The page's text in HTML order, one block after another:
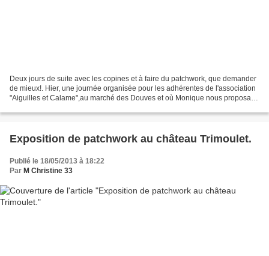
Deux jours de suite avec les copines et à faire du patchwork, que demander
de mieux!. Hier, une journée organisée pour les adhérentes de l'association
"Aiguilles et Calame",au marché des Douves et où Monique nous proposait
Exposition de patchwork au château Trimoulet.
Publié le 18/05/2013 à 18:22
Par M Christine 33